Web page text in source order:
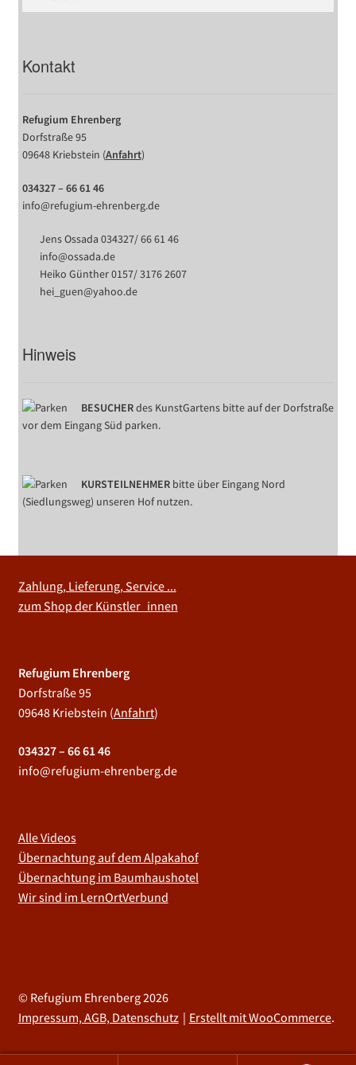
Kontakt
Refugium Ehrenberg
Dorfstraße 95
09648 Kriebstein (Anfahrt)
034327 – 66 61 46
info@refugium-ehrenberg.de
Jens Ossada 034327/ 66 61 46
info@ossada.de
Heiko Günther 0157/ 3176 2607
hei_guen@yahoo.de
Hinweis
BESUCHERdes KunstGartens bitte auf der Dorfstraße
vor dem Eingang Süd parken.
KURSTEILNEHMERbitte über Eingang Nord
(Siedlungsweg) unseren Hof nutzen.
Zahlung, Lieferung, Service ...
zum Shop der Künstler_innen
Refugium Ehrenberg
Dorfstraße 95
09648 Kriebstein (Anfahrt)
034327 – 66 61 46
info@refugium-ehrenberg.de
Alle Videos
Übernachtung auf dem Alpakahof
Übernachtung im Baumhaushotel
Wir sind im LernOrtVerbund
© Refugium Ehrenberg 2026
Impressum, AGB, Datenschutz
Erstellt mit WooCommerce.